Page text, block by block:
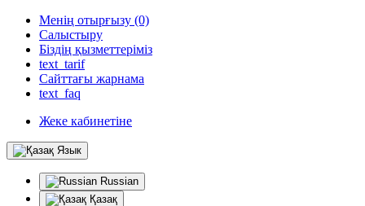
Менің отырғызу (0)
Салыстыру
Біздің қызметтеріміз
text_tarif
Сайттағы жарнама
text_faq
Жеке кабинетіне
Язык
Russian
Қазақ